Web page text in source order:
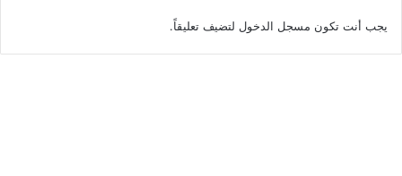
يجب أنت تكون مسجل الدخول لتضيف تعليقاً.